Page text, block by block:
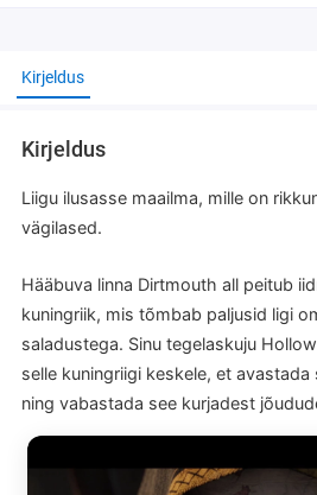
Kirjeldus
Kirjeldus
Liigu ilusasse maailma, mille on
vägilased.
Hääbuva linna Dirtmouth all peitub
kuningriik, mis tõmbab paljusid ligi
saladustega. Sinu tegelaskuju
selle kuningriigi keskele, et
ning vabastada see kurjadest